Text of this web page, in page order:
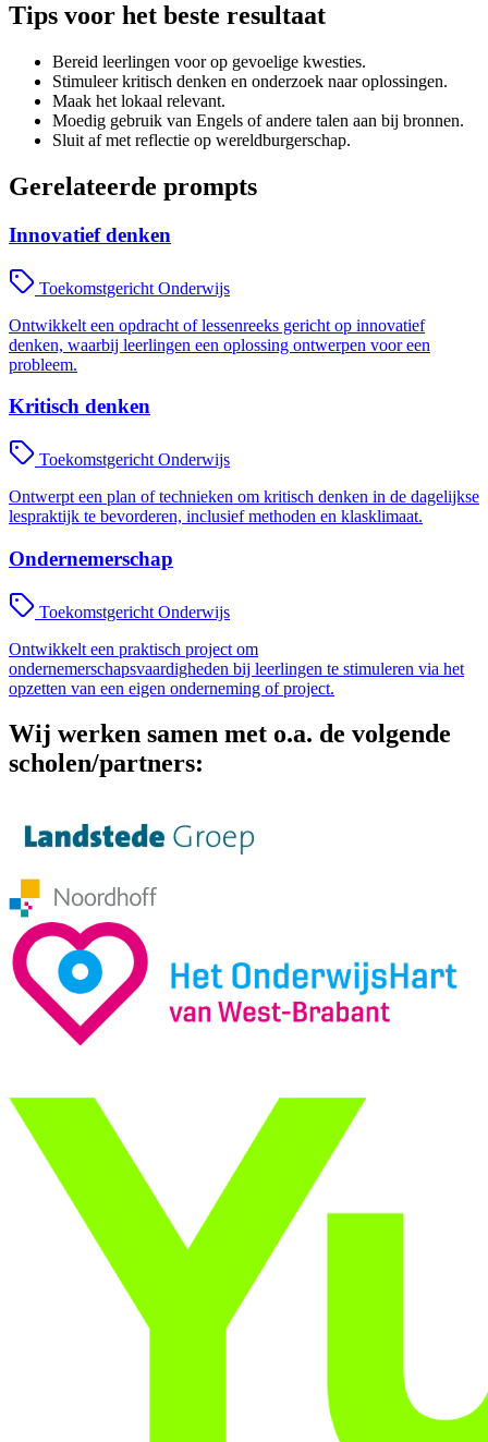
Tips voor het beste resultaat
Bereid leerlingen voor op gevoelige kwesties.
Stimuleer kritisch denken en onderzoek naar oplossingen.
Maak het lokaal relevant.
Moedig gebruik van Engels of andere talen aan bij bronnen.
Sluit af met reflectie op wereldburgerschap.
Gerelateerde prompts
Innovatief denken
Toekomstgericht Onderwijs
Ontwikkelt een opdracht of lessenreeks gericht op innovatief
denken, waarbij leerlingen een oplossing ontwerpen voor een
probleem.
Kritisch denken
Toekomstgericht Onderwijs
Ontwerpt een plan of technieken om kritisch denken in de dagelijkse
lespraktijk te bevorderen, inclusief methoden en klasklimaat.
Ondernemerschap
Toekomstgericht Onderwijs
Ontwikkelt een praktisch project om
ondernemerschapsvaardigheden bij leerlingen te stimuleren via het
opzetten van een eigen onderneming of project.
Wij werken samen met o.a. de volgende
scholen/partners: